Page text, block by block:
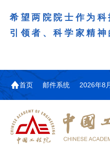
希望两院院士作为
引领者、科学家精
首页 邮件系统 2026年8